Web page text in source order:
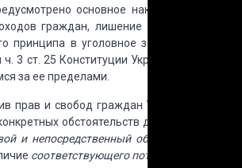
основное наказание в
граждан, лишение свободы на
принципа в уголовное
3 ст. 25 Конституции Украины,
за ее пределами.
прав и свобод граждан Украины или
обстоятельств дела. Однако
и непосредственный объекты
, а при
соответствующего потерпевшего